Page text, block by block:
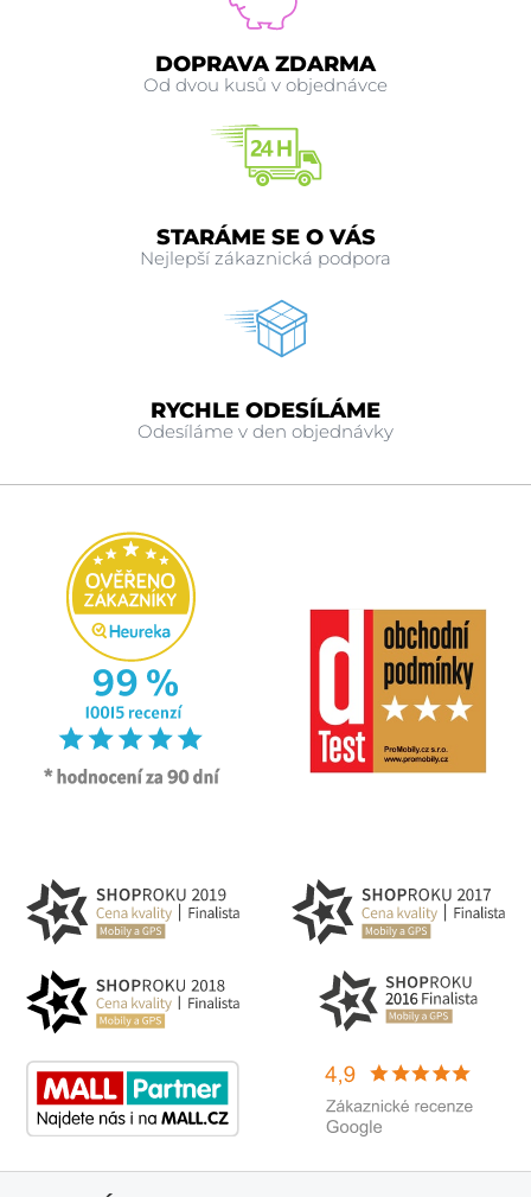
DOPRAVA ZDARMA
Od dvou kusů v objednávce
STARÁME SE O VÁS
Nejlepší zákaznická podpora
RYCHLE ODESÍLÁME
Odesíláme v den objednávky